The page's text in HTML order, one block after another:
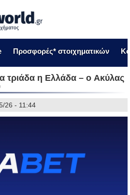
Προσφορές* στοιχηματικών
τριάδα η Ελλάδα – o Ακύλας
26 - 11:44